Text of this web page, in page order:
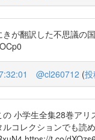
きが翻訳した不思議の
@cl260712 (
の 小学生全集28巻アリ
コレクションでも読